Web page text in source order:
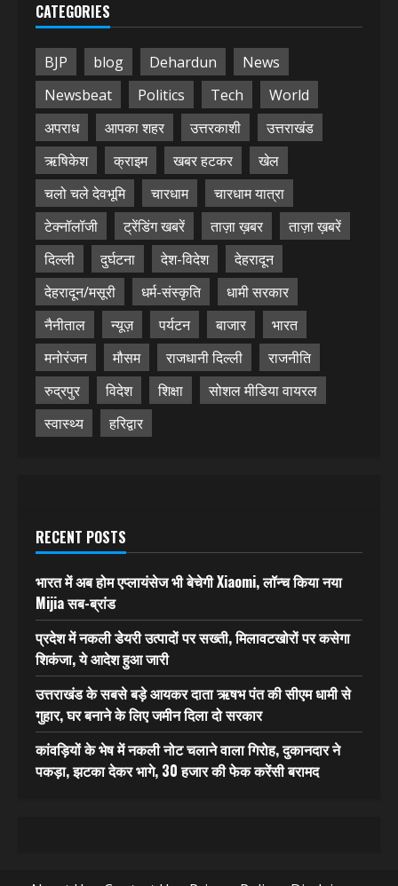
CATEGORIES
BJP blog Dehardun
News
Newsbeat
Politics Tech
World
अपराध
आपका शहर उत्तरकाशी
उत्तराखंड
ऋषिकेश
क्राइम खबर हटकर
खेल
चलो चले देवभूमि
चारधाम
चारधाम यात्रा
टेक्नॉलॉजी
ट्रेंडिंग खबरें ताज़ा ख़बर
ताज़ा ख़बरें
दिल्ली
दुर्घटना देश-विदेश
देहरादून
देहरादून/मसूरी
धर्म-संस्कृति
धामी सरकार
नैनीताल
न्यूज़ पर्यटन बाजार
भारत
मनोरंजन
मौसम राजधानी दिल्ली
राजनीति
रुद्रपुर
विदेश शिक्षा
सोशल मीडिया वायरल
स्वास्थ्य
हरिद्वार
RECENT POSTS
भारत में अब होम एप्लायंसेज भी बेचेगी Xiaomi, लॉन्च किया नया
Mijia सब-ब्रांड
प्रदेश में नकली डेयरी उत्पादों पर सख्ती, मिलावटखोरों पर कसेगा
शिकंजा, ये आदेश हुआ जारी
उत्तराखंड के सबसे बड़े आयकर दाता ऋषभ पंत की सीएम धामी से
गुहार, घर बनाने के लिए जमीन दिला दो सरकार
कांवड़ियों के भेष में नकली नोट चलाने वाला गिरोह, दुकानदार ने
पकड़ा, झटका देकर भागे, 30 हजार की फेक करेंसी बरामद